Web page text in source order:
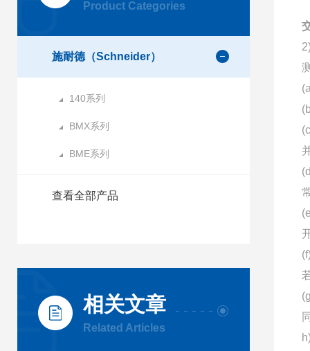
Product Categories
施耐德（Schneider）
140系列
BMX系列
BME系列
查看全部产品
相关文章
Related Articles